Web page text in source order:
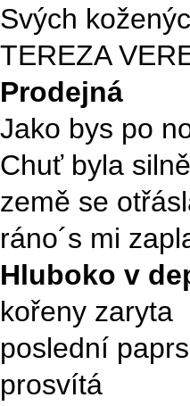
Svých
TEREZA
Prodejná
Jako bys po
Chuť byla
země se
ráno´s mi
Hluboko v
kořeny zaryta
poslední
prosvítá